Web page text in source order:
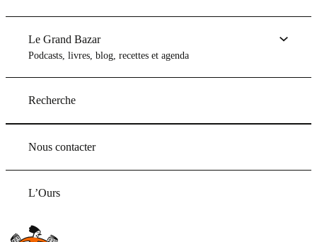
Le Grand Bazar
Podcasts, livres, blog, recettes et agenda
Recherche
Nous contacter
L’Ours